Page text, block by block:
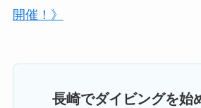
開催！》
長崎でダイビングを始